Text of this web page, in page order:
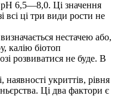
рН 6,5—8,0. Ці значення
всі ці три види рости не
нестачею або,
калію біотоп
розвиватися не буде. В
укриттів, рівня
Ці два фактори є